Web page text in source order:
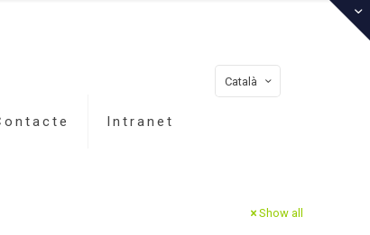
Intranet
Català
Show all